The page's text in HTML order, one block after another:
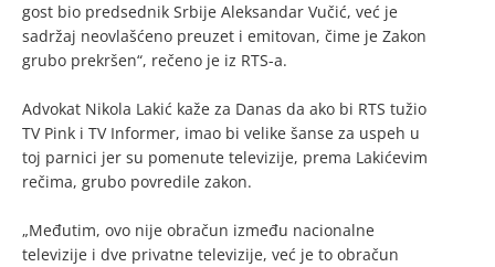
gost bio predsednik Srbije Aleksandar Vučić, već je
sadržaj neovlašćeno preuzet i emitovan, čime je Zakon
grubo prekršen“, rečeno je iz RTS-a.
Advokat Nikola Lakić kaže za Danas da ako bi RTS tužio
TV Pink i TV Informer, imao bi velike šanse za uspeh u
toj parnici jer su pomenute televizije, prema Lakićevim
rečima, grubo povredile zakon.
„Međutim, ovo nije obračun između nacionalne
televizije i dve privatne televizije, već je to obračun